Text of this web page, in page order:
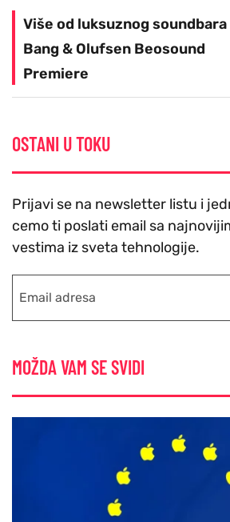
Više od luksuznog soundbara
Bang & Olufsen Beosound
Premiere
OSTANI U TOKU
Prijavi se na newsletter listu i
cemo ti poslati email sa
vestima iz sveta tehnologije.
MOŽDA VAM SE SVIDI